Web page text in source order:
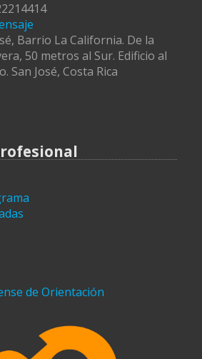
Barrio La California. De la
50 metros al Sur. Edificio al
San José, Costa Rica
de Orientación